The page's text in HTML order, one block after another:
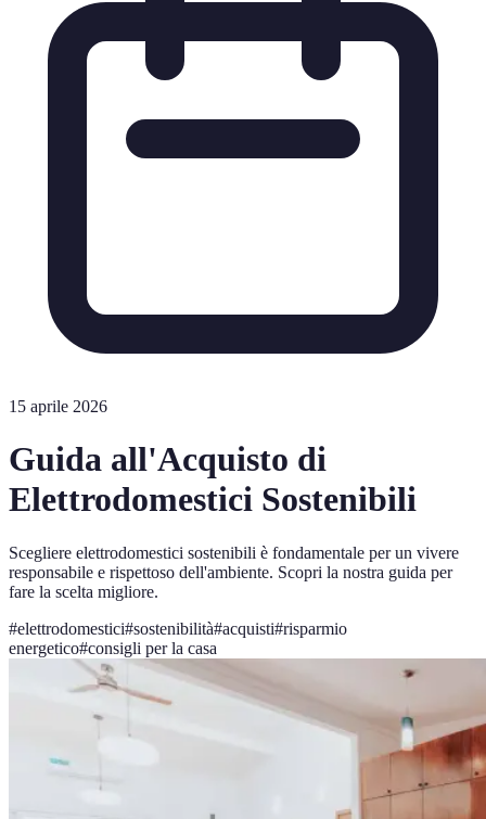
15 aprile 2026
Guida all'Acquisto di
Elettrodomestici Sostenibili
Scegliere elettrodomestici sostenibili è fondamentale per un vivere
responsabile e rispettoso dell'ambiente. Scopri la nostra guida per
fare la scelta migliore.
#elettrodomestici#sostenibilità#acquisti#risparmio
energetico#consigli per la casa